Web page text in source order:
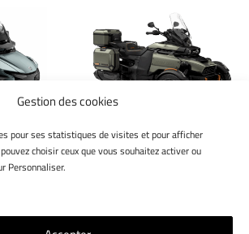
Gestion des cookies
pour ses statistiques de visites et pour afficher
choisir ceux que vous souhaitez activer ou
Personnaliser.
CANYON REDROCK